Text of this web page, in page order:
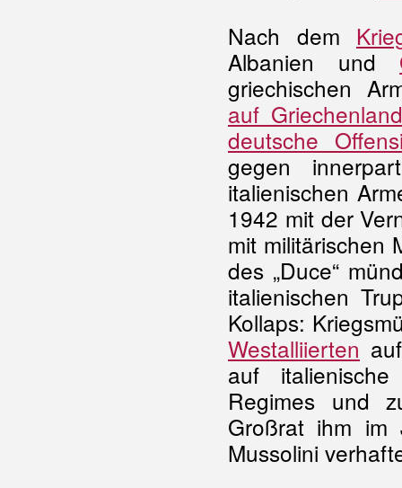
Nach dem
Albanien und
griechischen
auf
deutsche
gegen
italienischen
1942 mit der
mit militärischen
des „Duce“
italienischen
Kollaps:
Westalliierten
auf
Regimes und
Großrat ihm im
Mussolini